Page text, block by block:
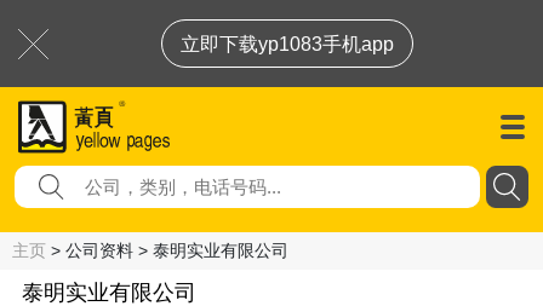
立即下载yp1083手机app
主页 > 公司资料 > 泰明实业有限公司
泰明实业有限公司